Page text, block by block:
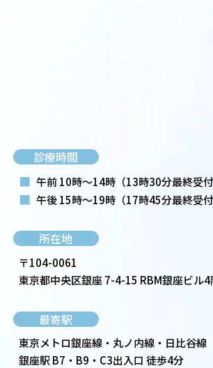
診療時間
■ 午前 10時～14時 （13時30分最終受付
■ 午後 15時～19時 （17時45分最終受付
所在地
〒104-0061
東京都中央区銀座 7-4-15 RBM銀座ビル4
最寄駅
東京メトロ銀座線・丸ノ内線・日比谷線
銀座駅 B7・B9・C3出入口 徒歩4分